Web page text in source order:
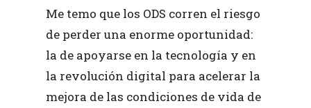
Me temo que los ODS corren el riesgo
de perder una enorme oportunidad:
la de apoyarse en la tecnología y en
la revolución digital para acelerar la
mejora de las condiciones de vida de